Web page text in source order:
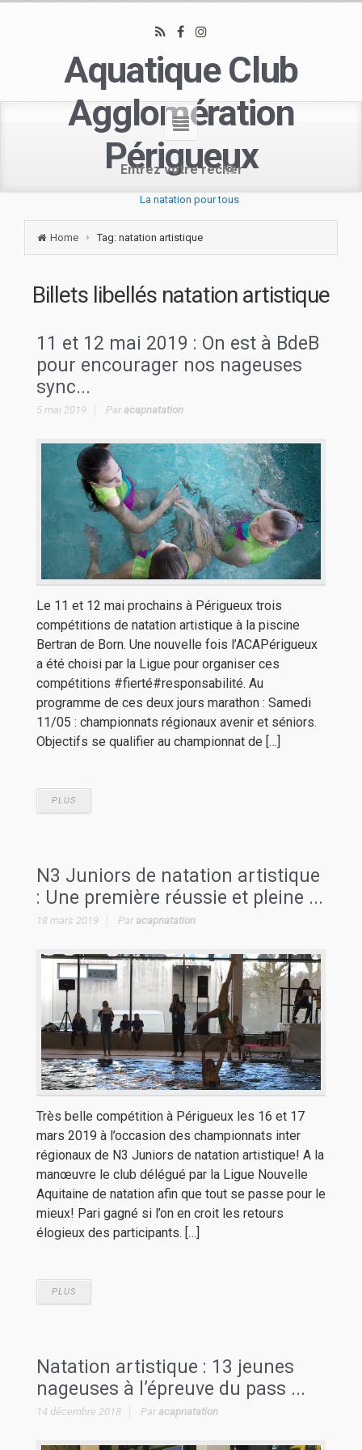
Aquatique Club
Agglomération
Périgueux
La natation pour tous
Home Tag: natation artistique
Billets libellés natation artistique
11 et 12 mai 2019 : On est à BdeB
pour encourager nos nageuses
sync...
5 mai 2019 Paracapnatation
Le 11 et 12 mai prochains à Périgueux trois
compétitions de natation artistique à la piscine
Bertran de Born. Une nouvelle fois l’ACAPérigueux
a été choisi par la Ligue pour organiser ces
compétitions #fierté#responsabilité. Au
programme de ces deux jours marathon : Samedi
11/05 : championnats régionaux avenir et séniors.
Objectifs se qualifier au championnat de […]
PLUS
N3 Juniors de natation artistique
: Une première réussie et pleine ...
18 mars 2019 Paracapnatation
Très belle compétition à Périgueux les 16 et 17
mars 2019 à l’occasion des championnats inter
régionaux de N3 Juniors de natation artistique! A la
manœuvre le club délégué par la Ligue Nouvelle
Aquitaine de natation afin que tout se passe pour le
mieux! Pari gagné si l’on en croit les retours
élogieux des participants. […]
PLUS
Natation artistique : 13 jeunes
nageuses à l’épreuve du pass ...
14 décembre 2018 Paracapnatation